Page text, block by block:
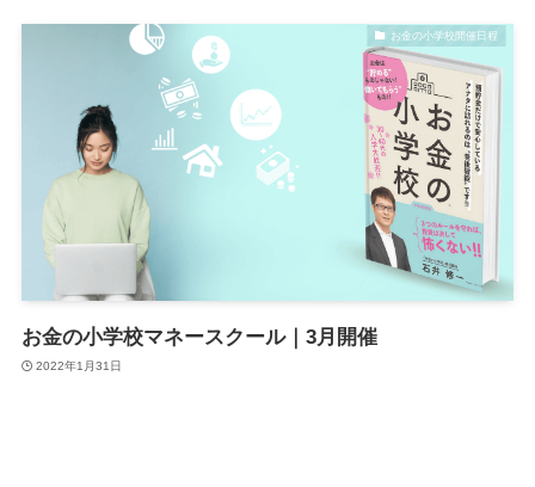
お金の小学校開催日程
お金の小学校マネースクール｜3月開催
2022年1月31日